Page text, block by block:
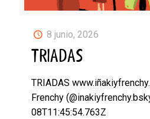
8 junio, 2026
TRIADAS
TRIADAS
Frenchy
08T11:45:54.763Z